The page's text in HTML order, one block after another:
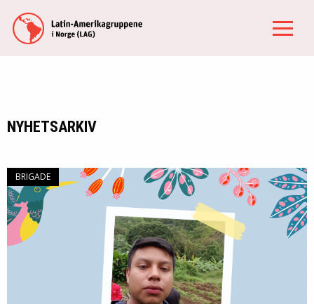
NYHETSARKIV
BRIGADE